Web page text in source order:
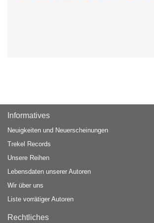
Informatives
Neuigkeiten und Neuerscheinungen
Trekel Records
Unsere Reihen
Lebensdaten unserer Autoren
Wir über uns
Liste vorrätiger Autoren
Rechtliches